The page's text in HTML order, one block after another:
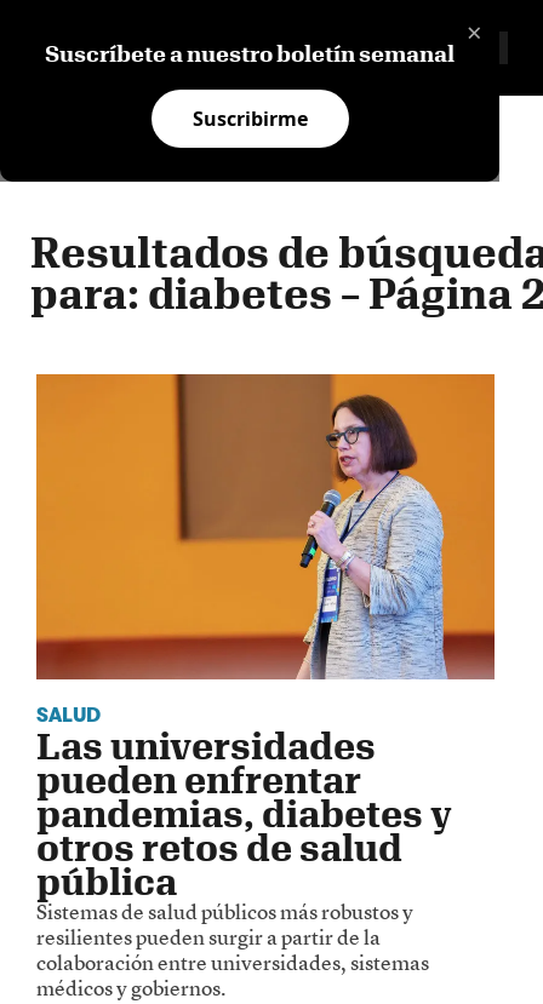
×
Suscríbete a nuestro boletín semanal
Suscribirme
Resultados de
para: diabetes – Página
SALUD
Las universidades
pueden enfrentar
pandemias, diabetes y
otros retos de salud
pública
Sistemas de salud públicos más robustos y
resilientes pueden surgir a partir de la
colaboración entre universidades, sistemas
médicos y gobiernos.